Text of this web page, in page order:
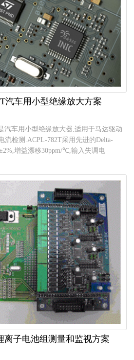
汽车用小型绝缘放大方案
汽车用小型绝缘放大器,适用于马达驱动
流检测.ACPL-782T采用先进的Delta-
增益漂移30ppm/℃,输入失调电
离子电池组测量和监视方案